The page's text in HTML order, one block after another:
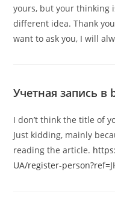
yours, but your thinking
different idea. Thank
want to ask you, I will
Учетная запись в
I don’t think the title of
Just kidding, mainly
reading the article.
UA/register-